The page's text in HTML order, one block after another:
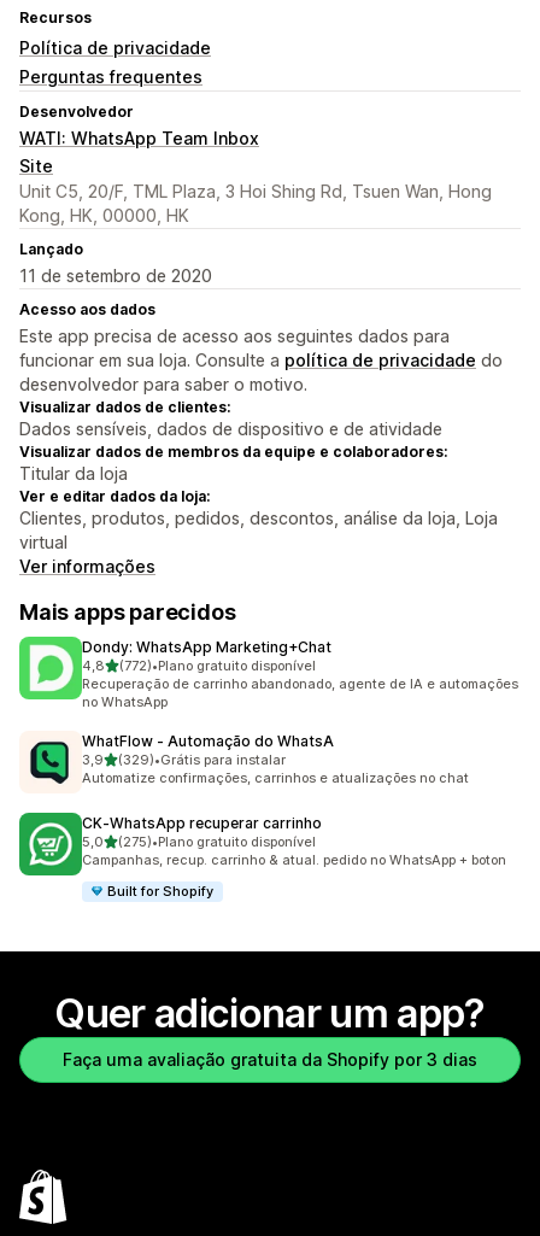
Recursos
Política de privacidade
Perguntas frequentes
Desenvolvedor
WATI: WhatsApp Team Inbox
Site
Unit C5, 20/F, TML Plaza, 3 Hoi Shing Rd, Tsuen Wan, Hong
Kong, HK, 00000, HK
Lançado
11 de setembro de 2020
Acesso aos dados
Este app precisa de acesso aos seguintes dados para
funcionar em sua loja. Consulte a política de privacidade do
desenvolvedor para saber o motivo.
Visualizar dados de clientes:
Dados sensíveis, dados de dispositivo e de atividade
Visualizar dados de membros da equipe e colaboradores:
Titular da loja
Ver e editar dados da loja:
Clientes, produtos, pedidos, descontos, análise da loja, Loja
virtual
Ver informações
Mais apps parecidos
Dondy: WhatsApp Marketing+Chat
4,8de 5 estrelas
(772)
772 avaliações ao todo
•Plano gratuito disponível
Recuperação de carrinho abandonado, agente de IA e automações
no WhatsApp
WhatFlow ‑ Automação do WhatsA
3,9de 5 estrelas
(329)
329 avaliações ao todo
•Grátis para instalar
Automatize confirmações, carrinhos e atualizações no chat
CK‑WhatsApp recuperar carrinho
5,0de 5 estrelas
(275)
275 avaliações ao todo
•Plano gratuito disponível
Campanhas, recup. carrinho & atual. pedido no WhatsApp + boton
Built for Shopify
Quer adicionar um app?
Faça uma avaliação gratuita da Shopify por 3 dias